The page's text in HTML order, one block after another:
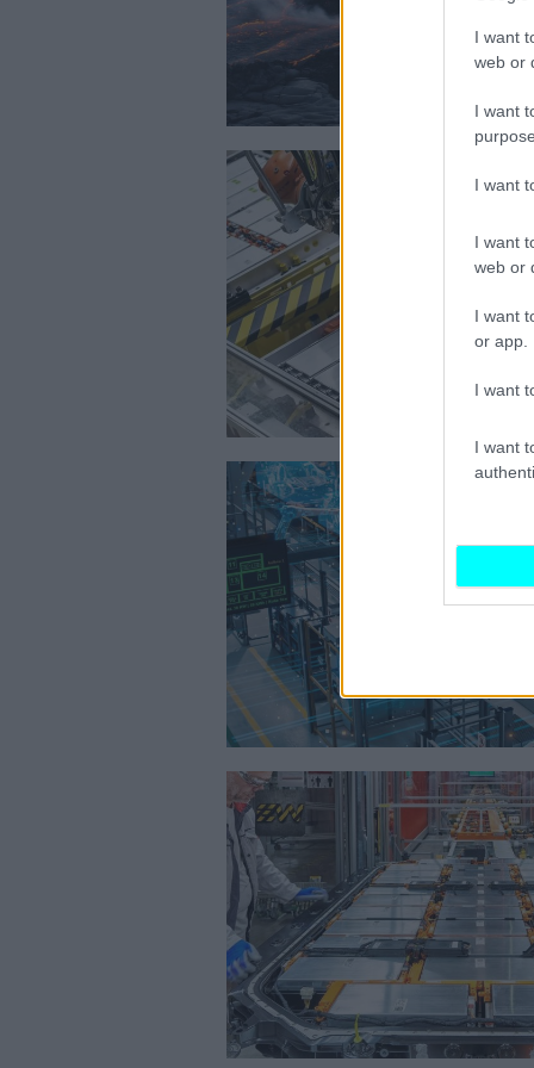
I want
web or
I want
I want
I want
web or
I want
or app.
I want
I want